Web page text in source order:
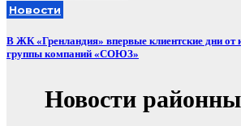
Новости
В ЖК «Гренландия» впервые клиентские дни от
группы компаний «СОЮЗ»